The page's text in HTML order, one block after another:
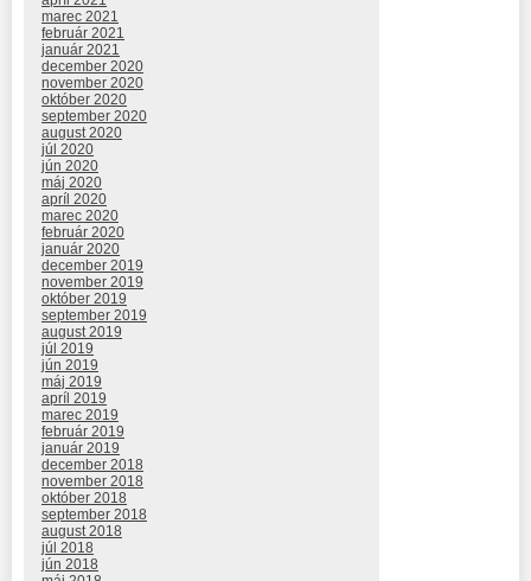
marec 2021
február 2021
január 2021
december 2020
november 2020
október 2020
september 2020
august 2020
júl 2020
jún 2020
máj 2020
apríl 2020
marec 2020
február 2020
január 2020
december 2019
november 2019
október 2019
september 2019
august 2019
júl 2019
jún 2019
máj 2019
apríl 2019
marec 2019
február 2019
január 2019
december 2018
november 2018
október 2018
september 2018
august 2018
júl 2018
jún 2018